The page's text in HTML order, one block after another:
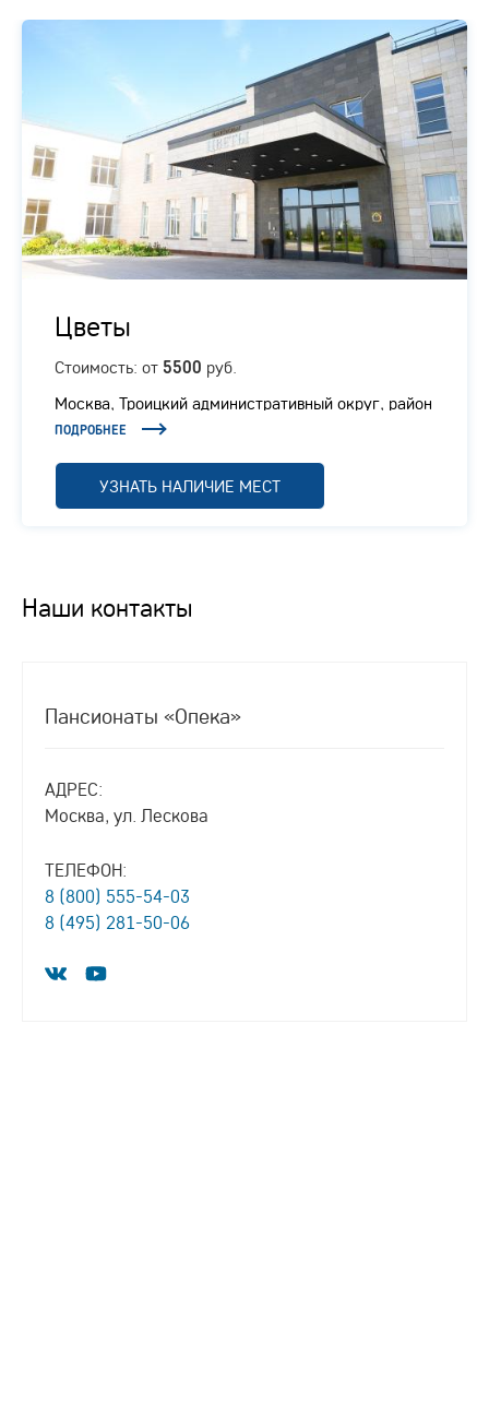
Цветы
Стоимость: от 5500 руб.
Москва, Троицкий административный округ, район
Вороново, село Покровское, 200
ПОДРОБНЕЕ
УЗНАТЬ НАЛИЧИЕ МЕСТ
Наши контакты
Пансионаты «Опека»
АДРЕС:
Москва, ул. Лескова
ТЕЛЕФОН:
8 (800) 555-54-03
8 (495) 281-50-06